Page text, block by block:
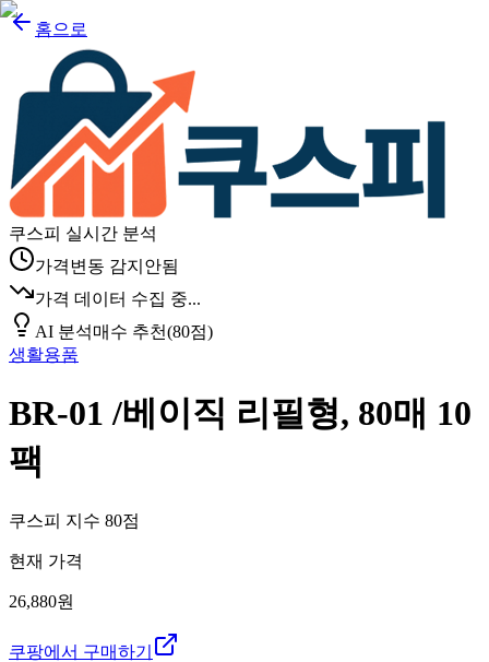
홈으로
쿠스피 실시간 분석
가격변동 감지안됨
가격 데이터 수집 중...
AI 분석매수 추천(80점)
생활용품
BR-01 /베이직 리필형, 80매 10
팩
쿠스피 지수 80점
현재 가격
26,880원
쿠팡에서 구매하기